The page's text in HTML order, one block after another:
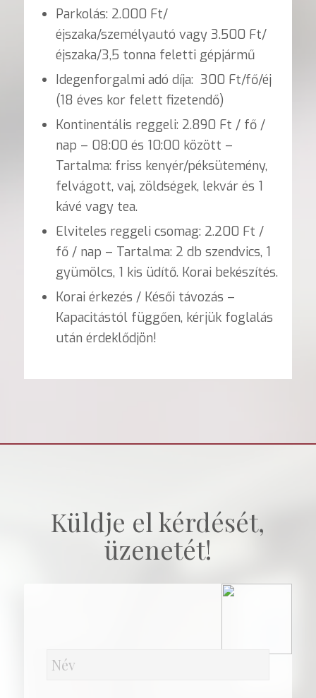
Parkolás: 2.000 Ft/
éjszaka/személyautó vagy 3.500 Ft/
éjszaka/3,5 tonna feletti gépjármű
Idegenforgalmi adó díja: 300 Ft/fő/éj
(18 éves kor felett fizetendő)
Kontinentális reggeli: 2.890 Ft / fő /
nap – 08:00 és 10:00 között –
Tartalma: friss kenyér/péksütemény,
felvágott, vaj, zöldségek, lekvár és 1
kávé vagy tea.
Elviteles reggeli csomag: 2.200 Ft /
fő / nap – Tartalma: 2 db szendvics, 1
gyümölcs, 1 kis üdítő. Korai bekészítés.
Korai érkezés / Késői távozás –
Kapacitástól függően, kérjük foglalás
után érdeklődjön!
Küldje el kérdését,
üzenetét!